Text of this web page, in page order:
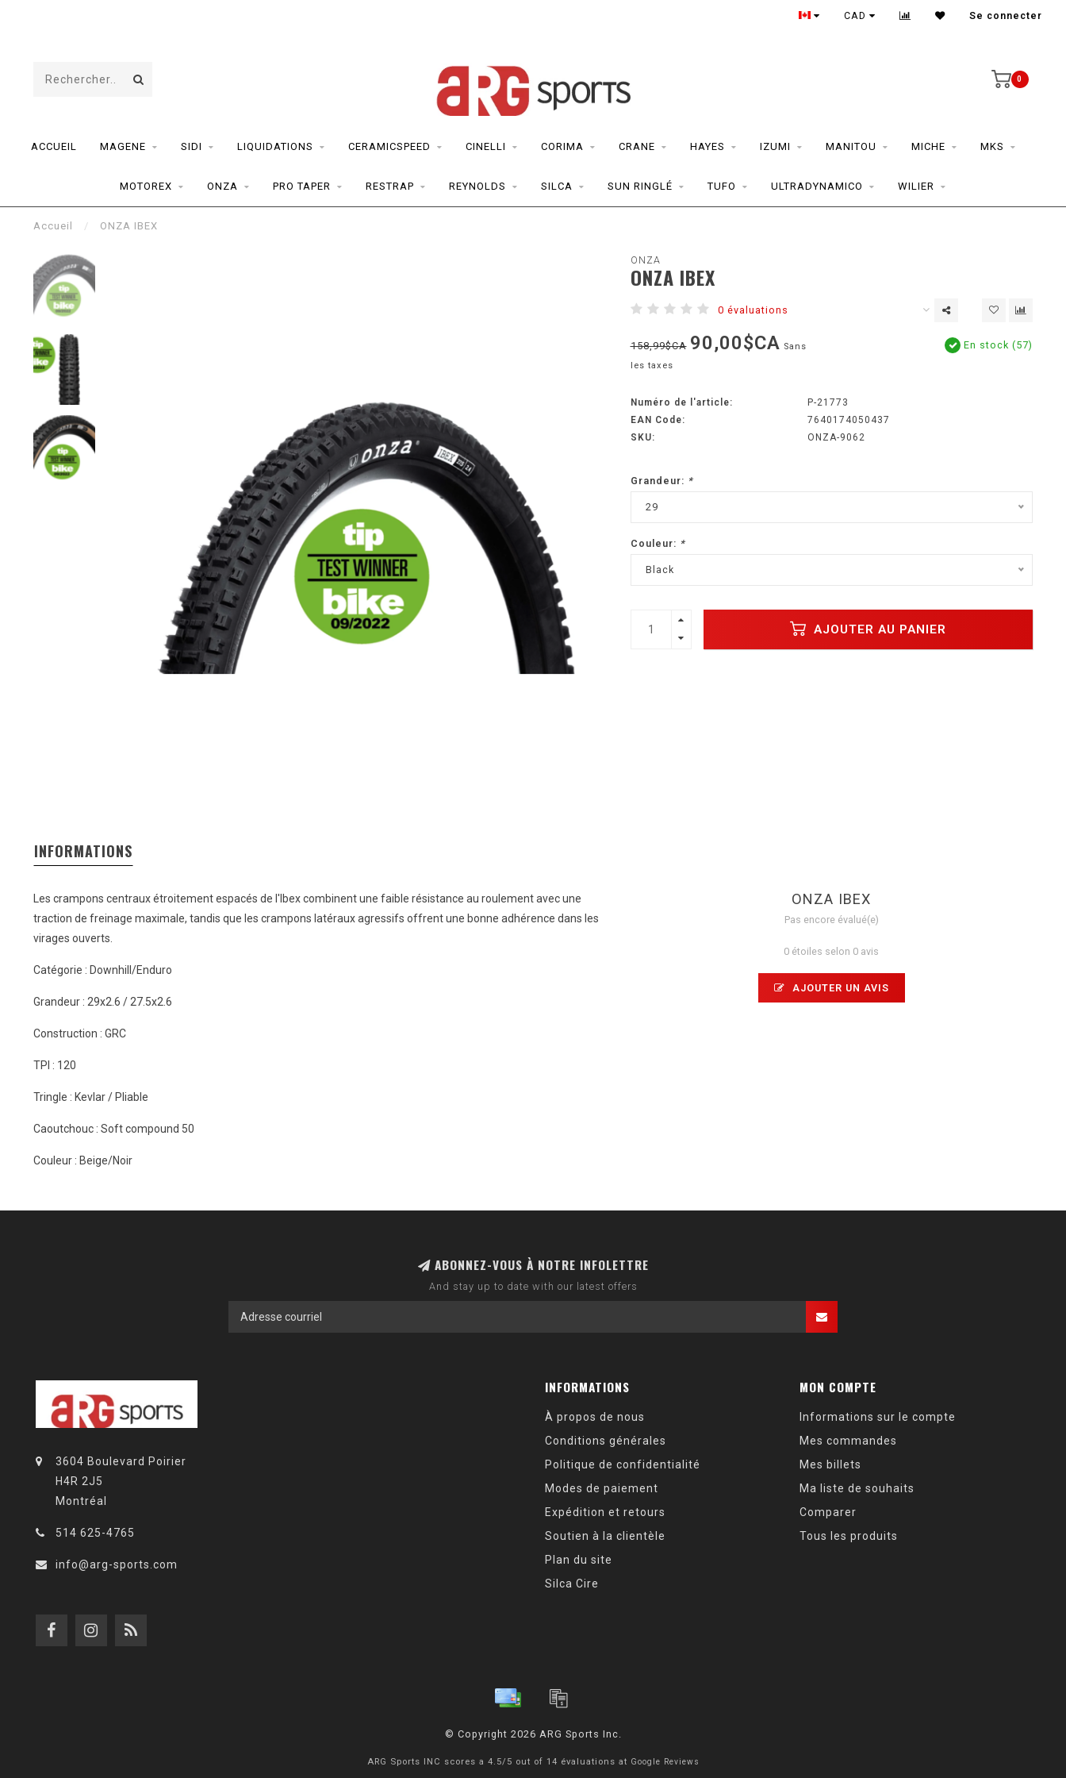
CAD Se connecter
0
ACCUEIL MAGENE SIDI LIQUIDATIONS CERAMICSPEED CINELLI CORIMA CRANE HAYES IZUMI MANITOU MICHE MKS
MOTOREX ONZA PRO TAPER RESTRAP REYNOLDS SILCA SUN RINGLÉ TUFO ULTRADYNAMICO WILIER
Accueil / ONZA IBEX
ONZA
ONZA IBEX
0 évaluations
158,99$CA 90,00$CA Sans
les taxes
En stock (57)
Numéro de l'article:
P-21773
EAN Code:
7640174050437
SKU:
ONZA-9062
Grandeur: *
29
Couleur: *
Black
AJOUTER AU PANIER
INFORMATIONS
Les crampons centraux étroitement espacés de l'Ibex combinent une faible résistance au roulement avec une
traction de freinage maximale, tandis que les crampons latéraux agressifs offrent une bonne adhérence dans les
virages ouverts.
Catégorie : Downhill/Enduro
Grandeur : 29x2.6 / 27.5x2.6
Construction : GRC
TPI : 120
Tringle : Kevlar / Pliable
Caoutchouc : Soft compound 50
Couleur : Beige/Noir
ONZA IBEX
Pas encore évalué(e)
0 étoiles selon 0 avis
AJOUTER UN AVIS
ABONNEZ-VOUS À NOTRE INFOLETTRE
And stay up to date with our latest offers
3604 Boulevard Poirier
H4R 2J5
Montréal
514 625-4765
info@arg-sports.com
INFORMATIONS
À propos de nous
Conditions générales
Politique de confidentialité
Modes de paiement
Expédition et retours
Soutien à la clientèle
Plan du site
Silca Cire
MON COMPTE
Informations sur le compte
Mes commandes
Mes billets
Ma liste de souhaits
Comparer
Tous les produits
© Copyright 2026 ARG Sports Inc.
ARG Sports INC scores a 4.5/ 5 out of 14 évaluations at Google Reviews